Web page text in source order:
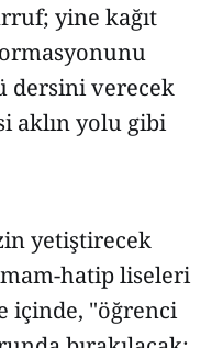
yine kağıt
dersini verecek
aklın yolu gibi
yetiştirecek
hatip liseleri
içinde, "öğrenci